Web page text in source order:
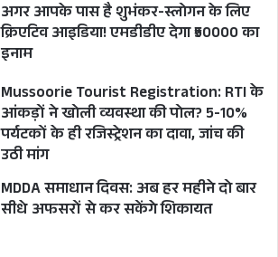
अगर आपके पास है शुभंकर-स्लोगन के लिए
क्रिएटिव आइडिया! एमडीडीए देगा ₹50000 का
इनाम
Mussoorie Tourist Registration: RTI के
आंकड़ों ने खोली व्यवस्था की पोल? 5-10%
पर्यटकों के ही रजिस्ट्रेशन का दावा, जांच की
उठी मांग
MDDA समाधान दिवस: अब हर महीने दो बार
सीधे अफसरों से कर सकेंगे शिकायत